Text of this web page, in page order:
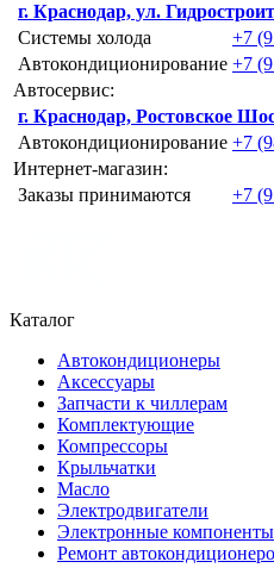
г. Краснодар, ул.
Системы холода
+7
Автокондиционирование +7
Автосервис:
г. Краснодар, Ростовское
Автокондиционирование +7
Интернет-магазин:
Заказы принимаются
+7
Каталог
Автокондиционеры
Аксессуары
Запчасти к чиллерам
Комплектующие
Компрессоры
Крыльчатки
Масло
Электродвигатели
Электронные компоненты
Ремонт